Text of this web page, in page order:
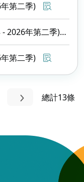
第二季)
澳門國際機場飛機起降架次 (2017年 - 2026年第二季)
第二季)
總計13條